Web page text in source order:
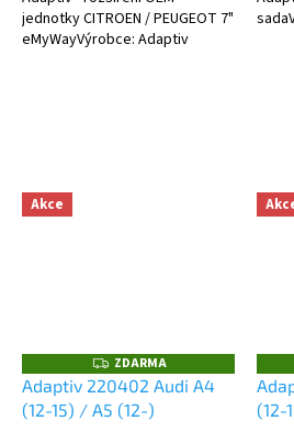
jednotky CITROEN / PEUGEOT 7"
eMyWayVýrobce: Adaptiv
Akce
Z
D
A
R
ZDARMA
Adaptiv 220402 Audi A4
(12-15) / A5 (12-)
(12-